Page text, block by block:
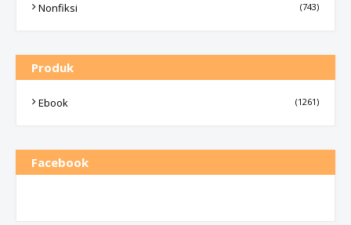
Nonfiksi (743)
Produk
Ebook (1261)
Facebook